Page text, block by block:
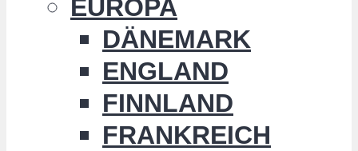
EUROPA
DÄNEMARK
ENGLAND
FINNLAND
FRANKREICH